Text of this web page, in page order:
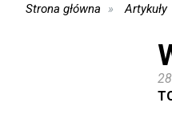
Strona główna Artykuły